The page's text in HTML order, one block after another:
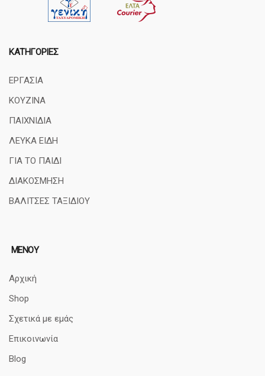
ΚΑΤΗΓΟΡΊΕΣ
ΕΡΓΑΣΙΑ
ΚΟΥΖΙΝΑ
ΠΑΙΧΝΙΔΙΑ
ΛΕΥΚΑ ΕΙΔΗ
ΓΙΑ ΤΟ ΠΑΙΔΙ
ΔΙΑΚΟΣΜΗΣΗ
ΒΑΛΙΤΣΕΣ ΤΑΞΙΔΙΟΥ
ΜΕΝΟΥ
Αρχική
Shop
Σχετικά με εμάς
Επικοινωνία
Blog